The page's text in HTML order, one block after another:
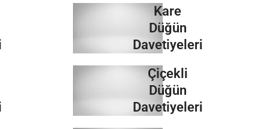
Kare
Düğün
Davetiyeleri
İncele
Çiçekli
Düğün
Davetiyeleri